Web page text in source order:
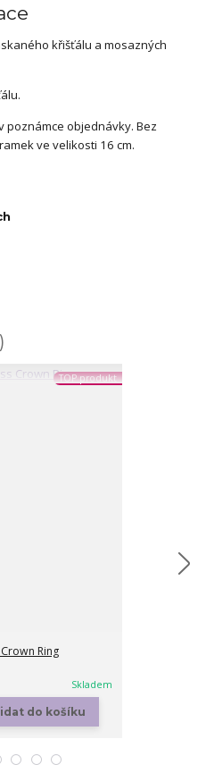
křišťálu a mosazných
poznámce objednávky. Bez
ve velikosti 16 cm.
TOP produkt
Ring
Skladem
do košíku